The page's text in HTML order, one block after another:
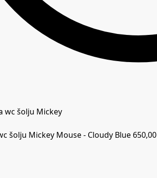
šolju Mickey Mouse - Cloudy Blue 650,00